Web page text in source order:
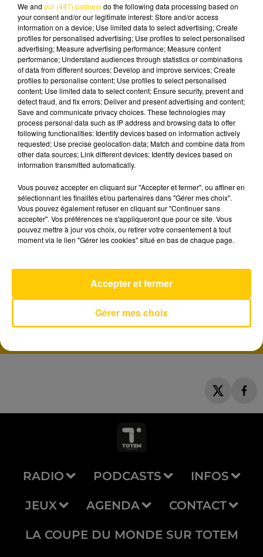
Lecture (2 min 26 sec)
29 mai 2026 - 2 min 26 sec
ASTUCE - QUELLES SONT LES
MEILLEURES SAUCES POUR
ACCOMPAGNER UN ROSBIF ?
Toutes les astuces concernant la vie
Actuelle et Prima.
AVEYRON NORD
RADIO PODCASTS INFOS
JEUX AGENDA CONTACT
LA COUPE DU MONDE SUR TOTEM
We and our (447) partnersdo the following data processing based on
your consent and/or our legitimate interest: Store and/or access
information on a device; Use limited data to select advertising; Create
profiles for personalised advertising; Use profiles to select personalised
advertising; Measure advertising performance; Measure content
performance; Understand audiences through statistics or combinations
of data from different sources; Develop and improve services; Create
profiles to personalise content; Use profiles to select personalised
content; Use limited data to select content; Ensure security, prevent and
detect fraud, and fix errors; Deliver and present advertising and content;
Save and communicate privacy choices. These technologies may
process personal data such as IP address and browsing data to offer
following functionalities: Identify devices based on information actively
requested; Use precise geolocation data; Match and combine data from
other data sources; Link different devices; Identify devices based on
information transmitted automatically.
Vous pouvez accepter en cliquant sur "Accepter et fermer", ou affiner en
sélectionnant les finalités et/ou partenaires dans "Gérer mes choix".
Vous pouvez également refuser en cliquant sur "Continuer sans
accepter". Vos préférences ne s'appliqueront que pour ce site. Vous
pouvez mettre à jour vos choix, ou retirer votre consentement à tout
moment via le lien "Gérer les cookies" situé en bas de chaque page.
Gérer mes choix
Accepter et fermer